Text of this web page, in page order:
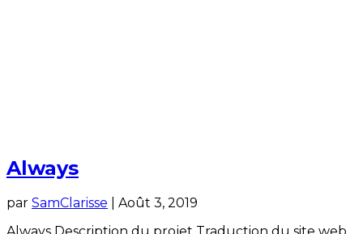
Always
par SamClarisse
Août 3, 2019